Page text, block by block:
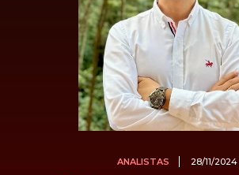
ANALISTAS 28/11/2024